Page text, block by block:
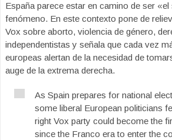
España parece estar en camino de ser «el
fenómeno. En este contexto pone de
Vox sobre aborto, violencia de género,
independentistas y señala que cada vez
europeas alertan de la necesidad de
auge de la extrema derecha.
As Spain prepares for national
some liberal European politicians
right Vox party could become the
since the Franco era to enter the